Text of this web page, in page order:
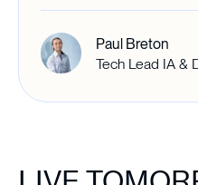
Paul Breton
Tech Lead IA &